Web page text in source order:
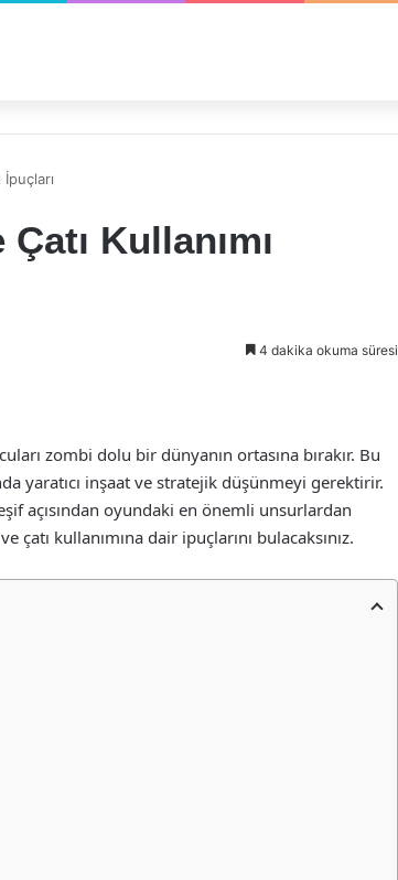
Kullanımı
4 dakika okuma süresi
zombi dolu bir dünyanın ortasına bırakır. Bu
yaratıcı inşaat ve stratejik düşünmeyi gerektirir.
açısından oyundaki en önemli unsurlardan
kullanımına dair ipuçlarını bulacaksınız.